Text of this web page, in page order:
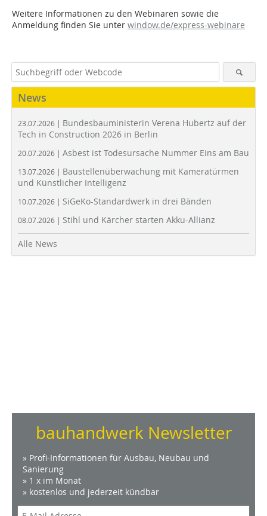
Weitere Informationen zu den Webinaren sowie die
Anmeldung finden Sie unter window.de/express-webinare
News
23.07.2026 | Bundesbauministerin Verena Hubertz auf der
Tech in Construction 2026 in Berlin
20.07.2026 | Asbest ist Todesursache Nummer Eins am Bau
13.07.2026 | Baustellenüberwachung mit Kameratürmen
und Künstlicher Intelligenz
10.07.2026 | SiGeKo-Standardwerk in drei Bänden
08.07.2026 | Stihl und Kärcher starten Akku-Allianz
Alle News
bauhandwerk Newsletter
» Profi-Informationen für Ausbau, Neubau und
Sanierung
» 1 x im Monat
» kostenlos und jederzeit kündbar